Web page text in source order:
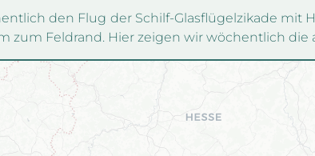
den Flug der Schilf-Glasflügelzikade mit
zum Feldrand. Hier zeigen wir wöchentlich die